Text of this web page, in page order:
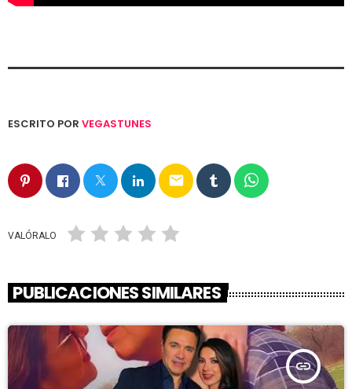
ESCRITO POR VEGASTUNES
email
VALÓRALO
PUBLICACIONES SIMILARES
insert_link